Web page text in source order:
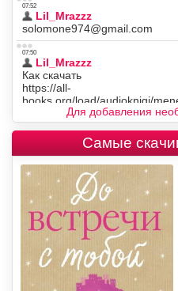
Для добавления
Самые